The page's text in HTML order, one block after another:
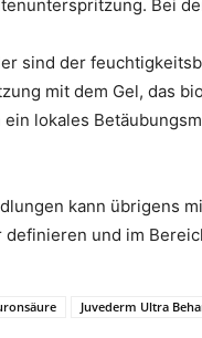
Bei
sind der
mit dem Gel, das
lokales
kann übrigens
und im
Juvederm Ultra